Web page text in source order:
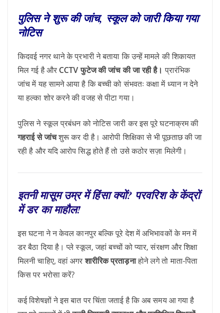
पुलिस ने शुरू की जांच, स्कूल को जारी किया गया
नोटिस
किदवई नगर थाने के प्रभारी ने बताया कि उन्हें मामले की शिकायत
मिल गई है और CCTV फुटेज की जांच की जा रही है। प्रारंभिक
जांच में यह सामने आया है कि बच्ची को संभवतः कक्षा में ध्यान न देने
या हल्का शोर करने की वजह से पीटा गया।
पुलिस ने स्कूल प्रबंधन को नोटिस जारी कर इस पूरे घटनाक्रम की
गहराई से जांचशुरू कर दी है। आरोपी शिक्षिका से भी पूछताछ की जा
रही है और यदि आरोप सिद्ध होते हैं तो उसे कठोर सज़ा मिलेगी।
इतनी मासूम उम्र में हिंसा क्यों? परवरिश के केंद्रों
में डर का माहौल!
इस घटना ने न केवल कानपुर बल्कि पूरे देश में अभिभावकों के मन में
डर बैठा दिया है। प्ले स्कूल, जहां बच्चों को प्यार, संरक्षण और शिक्षा
मिलनी चाहिए, वहां अगरशारीरिक प्रताड़नाहोने लगे तो माता-पिता
किस पर भरोसा करें?
कई विशेषज्ञों ने इस बात पर चिंता जताई है कि अब समय आ गया है